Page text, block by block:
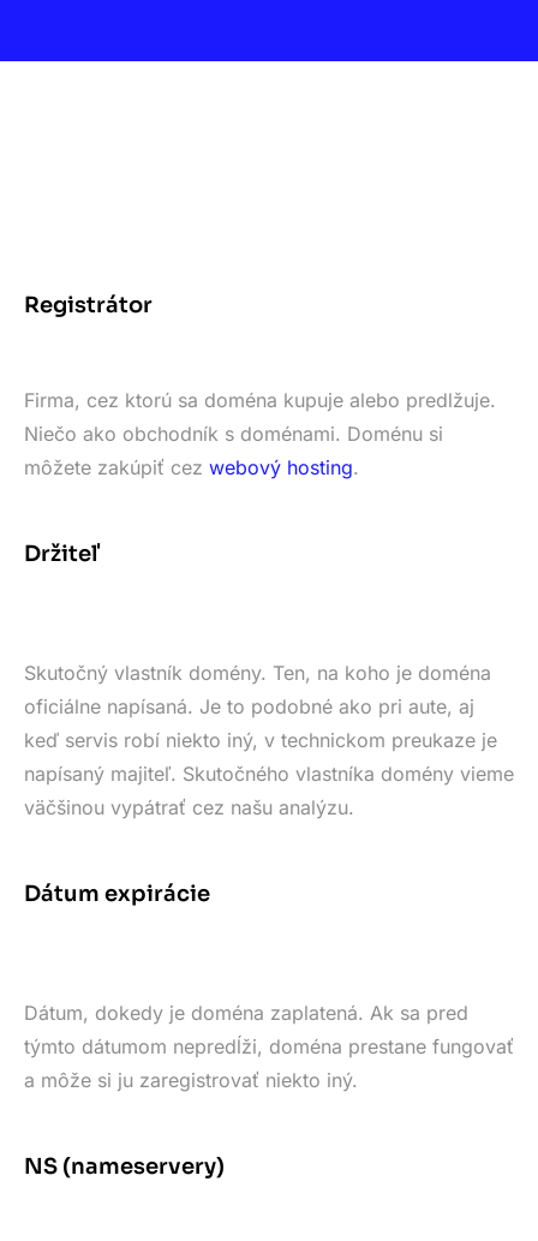
Registrátor
Firma, cez ktorú sa doména kupuje alebo predlžuje.
Niečo ako obchodník s doménami. Doménu si
môžete zakúpiť cez webový hosting.
Držiteľ
Skutočný vlastník domény. Ten, na koho je doména
oficiálne napísaná. Je to podobné ako pri aute, aj
keď servis robí niekto iný, v technickom preukaze je
napísaný majiteľ. Skutočného vlastníka domény vieme
väčšinou vypátrať cez našu analýzu.
Dátum expirácie
Dátum, dokedy je doména zaplatená. Ak sa pred
týmto dátumom nepredĺži, doména prestane fungovať
a môže si ju zaregistrovať niekto iný.
NS (nameservery)